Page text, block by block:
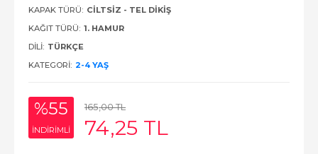
KAPAK TÜRÜ: CILTSIZ - TEL DIKIŞ
KAĞIT TÜRÜ: 1. HAMUR
DILI: TÜRKÇE
KATEGORI: 2-4 YAŞ
%55
INDIRIMLI
165,00TL
74,25 TL